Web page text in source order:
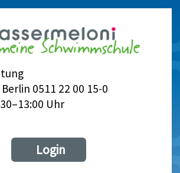
0511 22 00 15-0
Uhr
Login